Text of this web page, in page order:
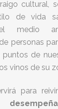
cultural,
de vida
medio
personas
de
vinos de su
para